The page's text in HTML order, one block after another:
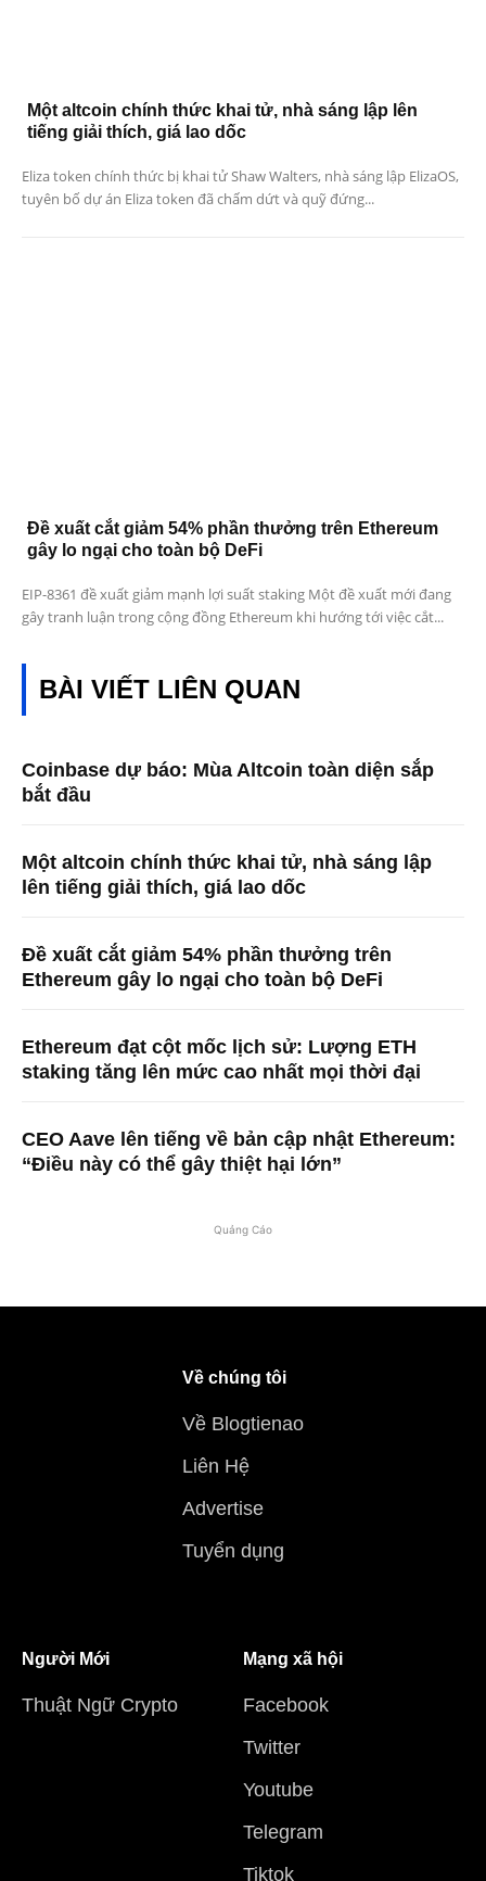
Một altcoin chính thức khai tử, nhà sáng lập lên
tiếng giải thích, giá lao dốc
Eliza token chính thức bị khai tử Shaw Walters, nhà sáng lập ElizaOS,
tuyên bố dự án Eliza token đã chấm dứt và quỹ đứng...
Đề xuất cắt giảm 54% phần thưởng trên Ethereum
gây lo ngại cho toàn bộ DeFi
EIP-8361 đề xuất giảm mạnh lợi suất staking Một đề xuất mới đang
gây tranh luận trong cộng đồng Ethereum khi hướng tới việc cắt...
BÀI VIẾT LIÊN QUAN
Coinbase dự báo: Mùa Altcoin toàn diện sắp
bắt đầu
Một altcoin chính thức khai tử, nhà sáng lập
lên tiếng giải thích, giá lao dốc
Đề xuất cắt giảm 54% phần thưởng trên
Ethereum gây lo ngại cho toàn bộ DeFi
Ethereum đạt cột mốc lịch sử: Lượng ETH
staking tăng lên mức cao nhất mọi thời đại
CEO Aave lên tiếng về bản cập nhật Ethereum:
“Điều này có thể gây thiệt hại lớn”
Quảng Cáo
Về chúng tôi
Về Blogtienao
Liên Hệ
Advertise
Tuyển dụng
Người Mới
Thuật Ngữ Crypto
Mạng xã hội
Facebook
Twitter
Youtube
Telegram
Tiktok